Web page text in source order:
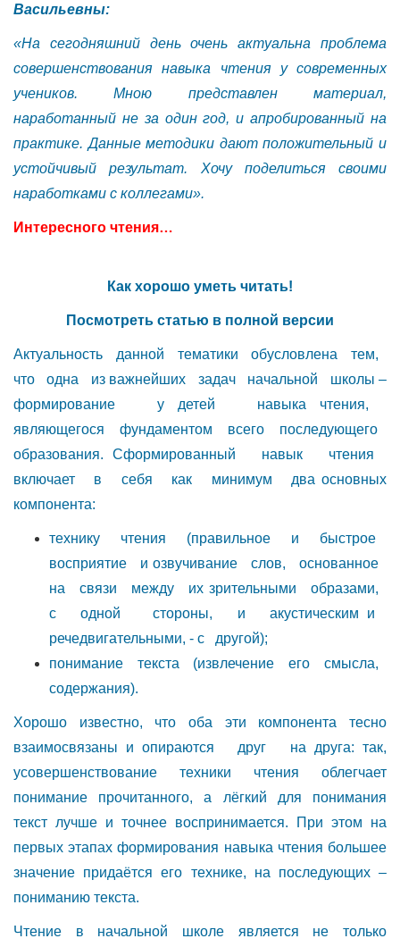
Васильевны:
«На сегодняшний день очень актуальна проблема
совершенствования навыка чтения у современных
учеников. Мною представлен материал,
наработанный не за один год, и апробированный на
практике. Данные методики дают положительный и
устойчивый результат. Хочу поделиться своими
наработками с коллегами».
Интересного чтения…
Как хорошо уметь читать!
Посмотреть статью в полной версии
Актуальность данной тематики обусловлена тем,
что одна из важнейших задач начальной школы –
формирование у детей навыка чтения,
являющегося фундаментом всего последующего
образования. Сформированный навык чтения
включает в себя как минимум два основных
компонента:
технику чтения (правильное и быстрое
восприятие и озвучивание слов, основанное
на связи между их зрительными образами,
с одной стороны, и акустическим и
речедвигательными, - с другой);
понимание текста (извлечение его смысла,
содержания).
Хорошо известно, что оба эти компонента тесно
взаимосвязаны и опираются друг на друга: так,
усовершенствование техники чтения облегчает
понимание прочитанного, а лёгкий для понимания
текст лучше и точнее воспринимается. При этом на
первых этапах формирования навыка чтения большее
значение придаётся его технике, на последующих –
пониманию текста.
Чтение в начальной школе является не только